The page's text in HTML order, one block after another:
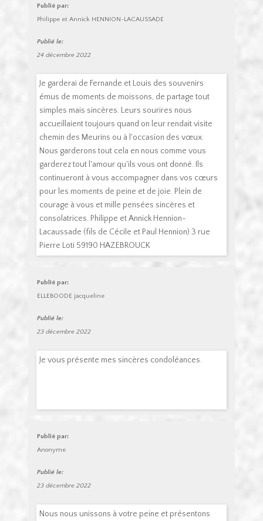
Publié par:
Philippe et Annick HENNION-LACAUSSADE
Publié le:
24 décembre 2022
Je garderai de Fernande et Louis des souvenirs
émus de moments de moissons, de partage tout
simples mais sincères. Leurs sourires nous
accueillaient toujours quand on leur rendait visite
chemin des Meurins ou à l'occasion des vœux.
Nous garderons tout cela en nous comme vous
garderez tout l'amour qu'ils vous ont donné. Ils
continueront à vous accompagner dans vos cœurs
pour les moments de peine et de joie. Plein de
courage à vous et mille pensées sincères et
consolatrices. Philippe et Annick Hennion-
Lacaussade (fils de Cécile et Paul Hennion) 3 rue
Pierre Loti 59190 HAZEBROUCK
Publié par:
ELLEBOODE jacqueline
Publié le:
23 décembre 2022
Je vous présente mes sincères condoléances.
Publié par:
Anonyme
Publié le:
23 décembre 2022
Nous nous unissons à votre peine et présentons